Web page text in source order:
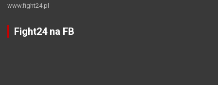
www.fight24.pl
Fight24 na FB